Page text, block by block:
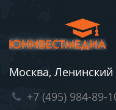
Москва, Ленинский
+7 (495) 984-89-